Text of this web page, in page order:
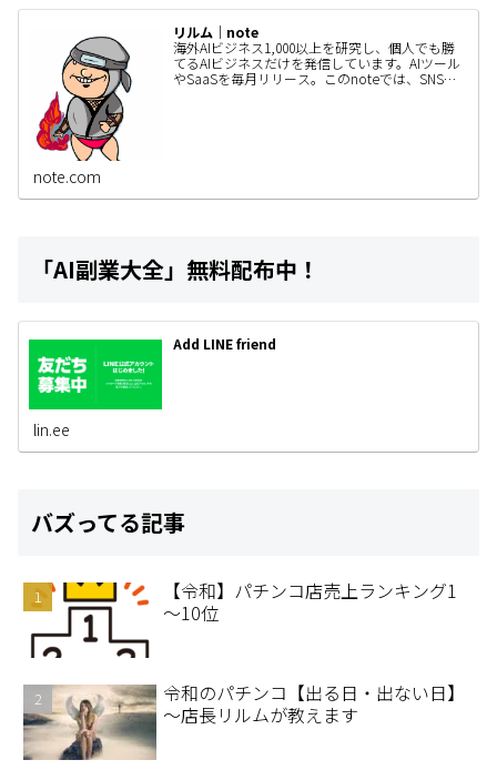
リルム｜note
海外AIビジネス1,000以上を研究し、個人でも勝
てるAIビジネスだけを発信しています。AIツール
やSaaSを毎月リリース。このnoteでは、SNSで
note.com
「AI副業大全」無料配布中！
Add LINE friend
lin.ee
バズってる記事
【令和】パチンコ店売上ランキング1
～10位
令和のパチンコ【出る日・出ない日】
～店長リルムが教えます